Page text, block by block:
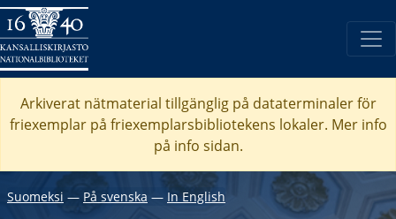
Arkiverat nätmaterial tillgänglig på dataterminaler för
friexemplar på friexemplarsbibliotekens lokaler. Mer info
på info sidan.
Suomeksi ― På svenska ― In English